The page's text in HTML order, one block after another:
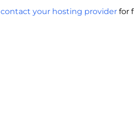
contact your hosting provider for